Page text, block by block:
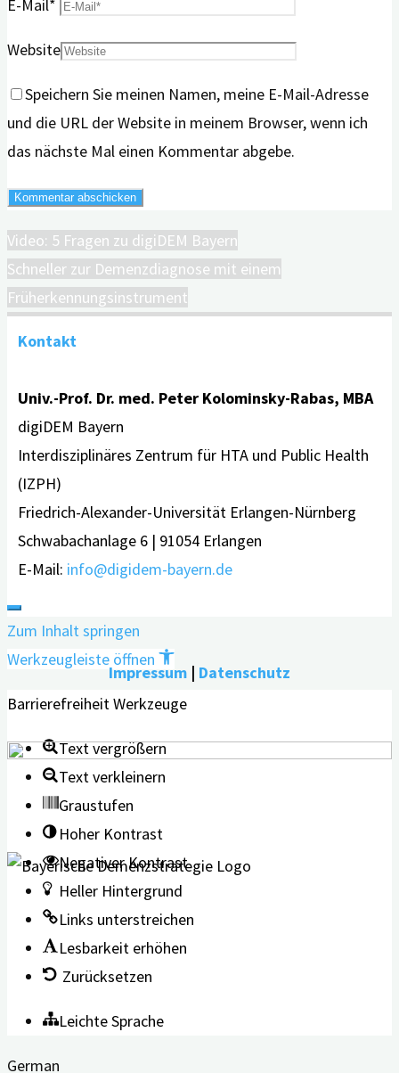
E-Mail*
Website
Speichern Sie meinen Namen, meine E-Mail-Adresse
und die URL der Website in meinem Browser, wenn ich
das nächste Mal einen Kommentar abgebe.
Video: 5 Fragen zu digiDEM Bayern
Schneller zur Demenzdiagnose mit einem
Früherkennungsinstrument
Kontakt
Univ.-Prof. Dr. med. Peter Kolominsky-Rabas, MBA
digiDEM Bayern
Interdisziplinäres Zentrum für HTA und Public Health
(IZPH)
Friedrich-Alexander-Universität Erlangen-Nürnberg
Schwabachanlage 6 | 91054 Erlangen
E-Mail: info@digidem-bayern.de
Impressum | Datenschutz
Zum Inhalt springen
Werkzeugleiste öffnen
Barrierefreiheit Werkzeuge
Text vergrößern
Text verkleinern
Graustufen
Hoher Kontrast
Negativer Kontrast
Heller Hintergrund
Links unterstreichen
Lesbarkeit erhöhen
Zurücksetzen
Leichte Sprache
German